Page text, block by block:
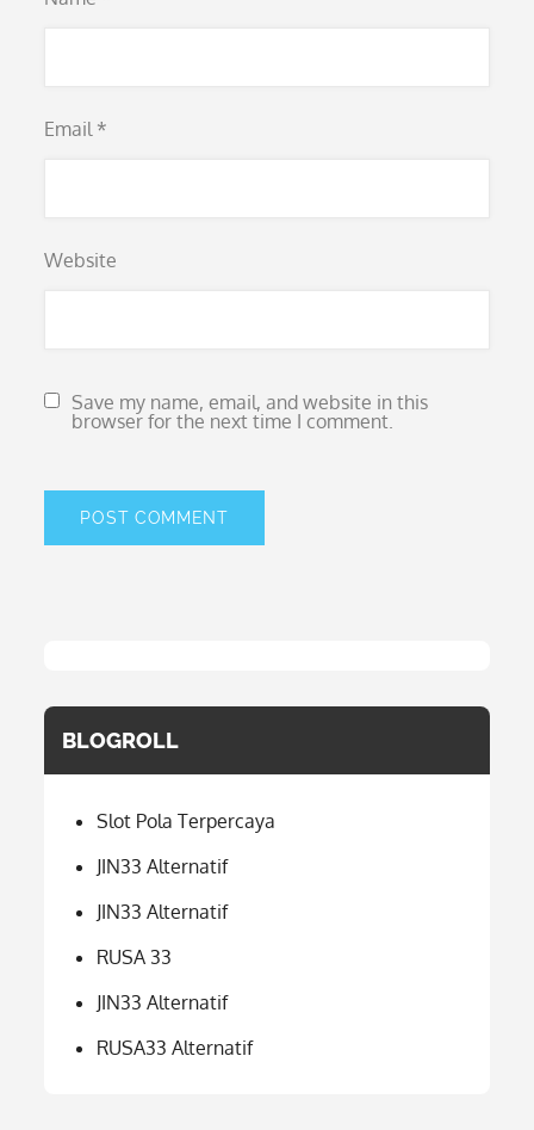
Email *
Website
Save my name, email, and website in this
browser for the next time I comment.
BLOGROLL
Slot Pola Terpercaya
JIN33 Alternatif
JIN33 Alternatif
RUSA 33
JIN33 Alternatif
RUSA33 Alternatif